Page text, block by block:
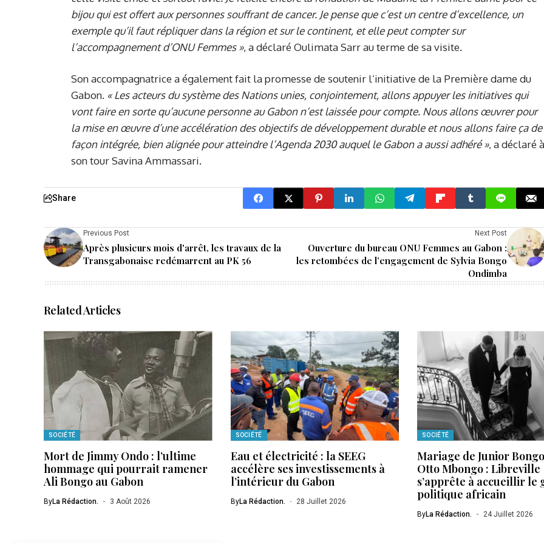
bijou qui est offert aux personnes souffrant de cancer. Je pense que c’est un centre d’excellence, un
exemple qu’il faut répliquer dans la région et sur le continent, et elle peut compter sur
l’accompagnement d’ONU Femmes », a déclaré Oulimata Sarr au terme de sa visite.
Son accompagnatrice a également fait la promesse de soutenir l’initiative de la Première dame du
Gabon. « Les acteurs du système des Nations unies, conjointement, allons appuyer les initiatives qui
vontfaire en sorte qu’aucune personne au Gabon n’est laissée pour compte. Nous allons œuvrer pour
la mise en œuvre d’une accélération des objectifs de développement durable et nous allons faire ça de
façon intégrée, bien alignéepour atteindre l’Agenda 2030 auquel le Gabon a aussi adhéré», a déclaré à
son tour Savina Ammassari.
Share
Previous Post
Après plusieurs mois d'arrêt, les travaux de la
Transgabonaise redémarrent au PK 56
Next Post
Ouverture du bureau ONU Femmes au Gabon :
les retombées de l’engagement de Sylvia Bongo
Ondimba
Related Articles
SOCIÉTÉ
Mort de Jimmy Ondo : l’ultime
hommage qui pourrait ramener
Ali Bongo au Gabon
ByLa Rédaction. 3 Août 2026
SOCIÉTÉ
Eau et électricité : la SEEG
accélère ses investissements à
l’intérieur du Gabon
ByLa Rédaction. 28 Juillet 2026
SOCIÉTÉ
Mariage de Junior
Otto Mbongo : Libreville
s’apprête à accueillir le
politique africain
ByLa Rédaction. 24 Juillet 2026